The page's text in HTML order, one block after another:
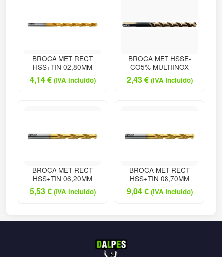
BROCA MET RECT
HSS+TIN 02,80MM
4,14€ (IVA incluido)
BROCA MET HSSE-
CO5% MULTIINOX
2,43€ (IVA incluido)
BROCA MET RECT
HSS+TIN 06,20MM
5,53€ (IVA incluido)
BROCA MET RECT
HSS+TIN 08,70MM
9,04€ (IVA incluido)